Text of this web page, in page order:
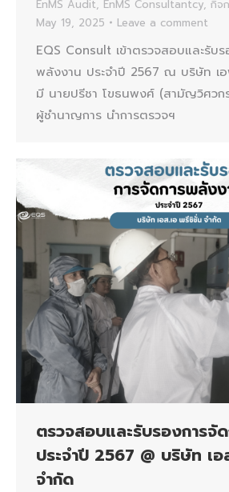
EnMS Audit, EnMS Consultantcy, กิจ
May 19, 2025
Leave a comment
EQS Consult เข้าตรวจสอบและรับ
พลังงาน ประจำปี 2567 ณ บริษัท เ
มี นายปรีชา โขธนพงศ์ (สามัญวิศวก
ผู้ชำนาญการ นำการตรวจฯ
ตรวจสอบและรับรองการจั
ประจำปี 2567 @ บริษัท เ
จำกัด